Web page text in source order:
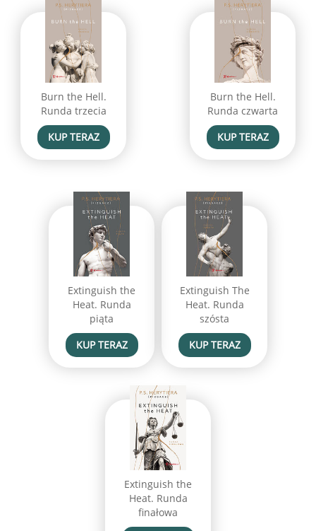
Burn the Hell.
Runda trzecia
KUP TERAZ
Burn the Hell.
Runda czwarta
KUP TERAZ
Extinguish the
Heat. Runda
piąta
KUP TERAZ
Extinguish The
Heat. Runda
szósta
KUP TERAZ
Extinguish the
Heat. Runda
finałowa